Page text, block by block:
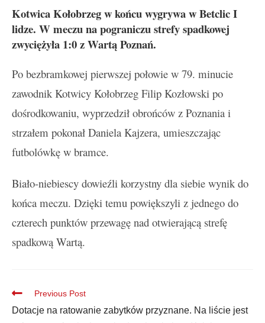
Kotwica Kołobrzeg w końcu wygrywa w Betclic I
lidze. W meczu na pograniczu strefy spadkowej
zwyciężyła 1:0 z Wartą Poznań.
Po bezbramkowej pierwszej połowie w 79. minucie
zawodnik Kotwicy Kołobrzeg Filip Kozłowski po
dośrodkowaniu, wyprzedził obrońców z Poznania i
strzałem pokonał Daniela Kajzera, umieszczając
futbolówkę w bramce.
Biało-niebiescy dowieźli korzystny dla siebie wynik do
końca meczu. Dzięki temu powiększyli z jednego do
czterech punktów przewagę nad otwierającą strefę
spadkową Wartą.
Previous Post
Dotacje na ratowanie zabytków przyznane. Na liście jest